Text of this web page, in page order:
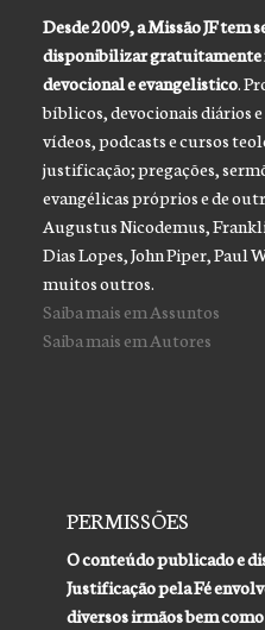
Desde 2009, a Missão JF tem
disponibilizar
devocional e evangelistico.
bíblicos, devocionais diários
vídeos, podcasts e cursos
justificação; pregações,
evangélicas próprios e de
Augustus Nicodemus,
Dias Lopes, John Piper, Paul
muitos outros.
Saiba mais em Assuntos
Saiba mais em Autores
PERMISSÕES
O conteúdo publicado e
Justificação pela Fé
diversos irmãos bem